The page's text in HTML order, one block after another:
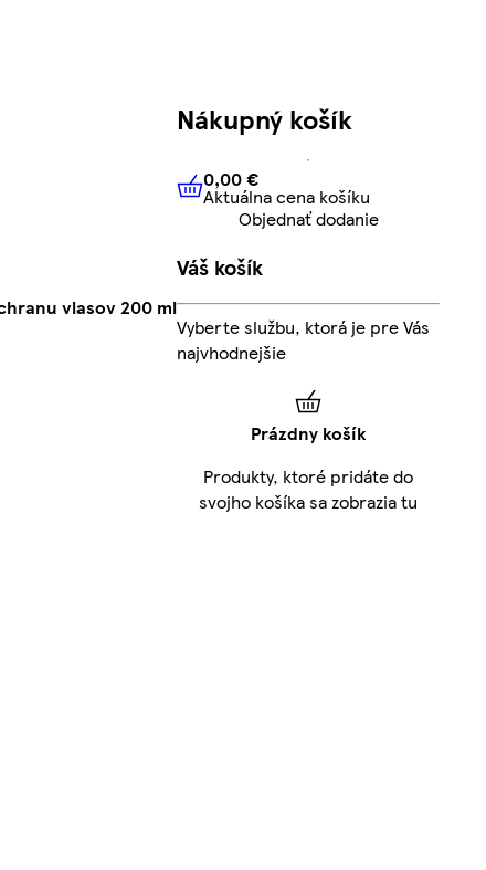
vlasov 200 ml
Nákupný košík
0,00 € Aktuálna cena košíku
0,00 €
Aktuálna cena košíku
Objednať dodanie
Váš košík
Vyberte službu, ktorá je pre Vás
najvhodnejšie
Prázdny košík
Produkty, ktoré pridáte do
svojho košíka sa zobrazia tu